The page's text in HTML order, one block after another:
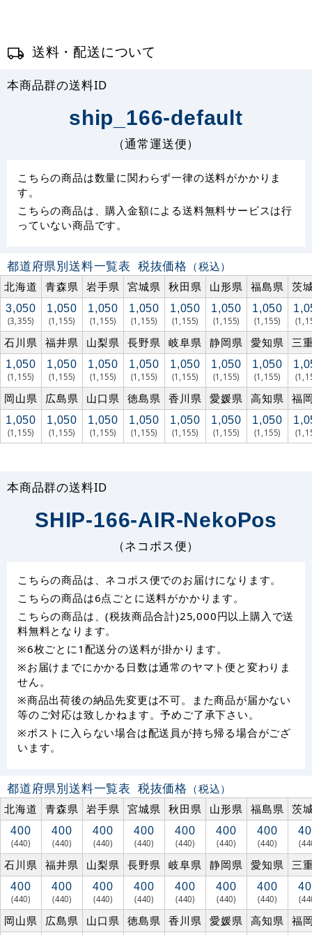
送料・配送について
本商品群の送料ID
ship_166-default
（通常運送便）
こちらの商品は数量に関わらず一律の送料がかかりま
す。
こちらの商品は、購入金額による送料無料サービスは行
っていない商品です。
都道府県別送料一覧表 税抜価格 （税込）
北海道
青森県 岩手県 宮城県 秋田県 山形県 福島県 茨
3,050
(3,355)
1,050
(1,155)
1,050
(1,155)
1,050
(1,155)
1,050
(1,155)
1,050
(1,155)
1,050
(1,155)
石川県 福井県 山梨県 長野県 岐阜県 静岡県 愛知県 三
1,050
(1,155)
1,050
(1,155)
1,050
(1,155)
1,050
(1,155)
1,050
(1,155)
1,050
(1,155)
1,050
(1,155)
岡山県 広島県 山口県 徳島県 香川県 愛媛県 高知県 福
1,050
(1,155)
1,050
(1,155)
1,050
(1,155)
1,050
(1,155)
1,050
(1,155)
1,050
(1,155)
1,050
(1,155)
本商品群の送料ID
SHIP-166-AIR-NekoPos
（ネコポス便）
こちらの商品は、ネコポス便でのお届けになります。
こちらの商品は6点ごとに送料がかかります。
こちらの商品は、(税抜商品合計)25,000円以上購入で送
料無料となります。
※6枚ごとに1配送分の送料が掛かります。
※お届けまでにかかる日数は通常のヤマト便と変わりま
せん。
※商品出荷後の納品先変更は不可。また商品が届かない
等のご対応は致しかねます。予めご了承下さい。
※ポストに入らない場合は配送員が持ち帰る場合がござ
います。
都道府県別送料一覧表 税抜価格 （税込）
北海道
青森県 岩手県 宮城県 秋田県 山形県 福島県 茨
400
(440)
400
(440)
400
(440)
400
(440)
400
(440)
400
(440)
400
(440)
石川県 福井県 山梨県 長野県 岐阜県 静岡県 愛知県 三
400
(440)
400
(440)
400
(440)
400
(440)
400
(440)
400
(440)
400
(440)
岡山県 広島県 山口県 徳島県 香川県 愛媛県 高知県 福